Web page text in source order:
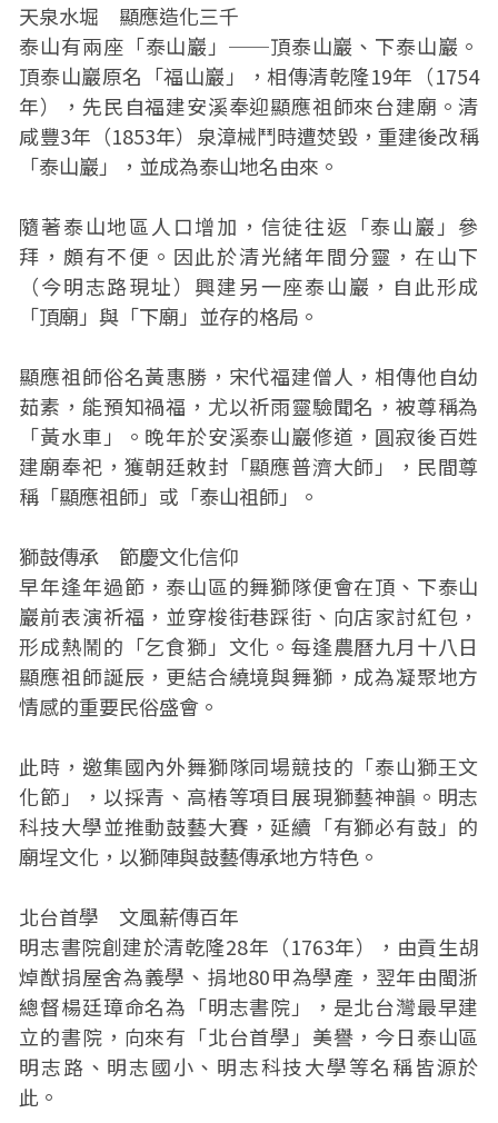
天泉水堀 顯應造化三千
泰山有兩座「泰山巖」──頂泰山巖、下泰山巖。
頂泰山巖原名「福山巖」，相傳清乾隆19年（1754
年），先民自福建安溪奉迎顯應祖師來台建廟。清
咸豐3年（1853年）泉漳械鬥時遭焚毀，重建後改稱
「泰山巖」，並成為泰山地名由來。
隨著泰山地區人口增加，信徒往返「泰山巖」參
拜，頗有不便。因此於清光緒年間分靈，在山下
（今明志路現址）興建另一座泰山巖，自此形成
「頂廟」與「下廟」並存的格局。
顯應祖師俗名黃惠勝，宋代福建僧人，相傳他自幼
茹素，能預知禍福，尤以祈雨靈驗聞名，被尊稱為
「黃水車」。晚年於安溪泰山巖修道，圓寂後百姓
建廟奉祀，獲朝廷敕封「顯應普濟大師」，民間尊
稱「顯應祖師」或「泰山祖師」。
獅鼓傳承 節慶文化信仰
早年逢年過節，泰山區的舞獅隊便會在頂、下泰山
巖前表演祈福，並穿梭街巷踩街、向店家討紅包，
形成熱鬧的「乞食獅」文化。每逢農曆九月十八日
顯應祖師誕辰，更結合繞境與舞獅，成為凝聚地方
情感的重要民俗盛會。
此時，邀集國內外舞獅隊同場競技的「泰山獅王文
化節」，以採青、高樁等項目展現獅藝神韻。明志
科技大學並推動鼓藝大賽，延續「有獅必有鼓」的
廟埕文化，以獅陣與鼓藝傳承地方特色。
北台首學 文風薪傳百年
明志書院創建於清乾隆28年（1763年），由貢生胡
焯猷捐屋舍為義學、捐地80甲為學產，翌年由閩浙
總督楊廷璋命名為「明志書院」，是北台灣最早建
立的書院，向來有「北台首學」美譽，今日泰山區
明志路、明志國小、明志科技大學等名稱皆源於
此。